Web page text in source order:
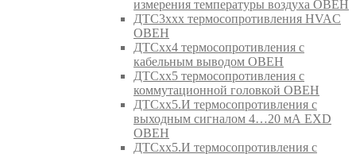
измерения температуры воздуха ОВЕН
ДТС3ххх термосопротивления HVAC
ОВЕН
ДТСхх4 термосопротивления с
кабельным выводом ОВЕН
ДТСхх5 термосопротивления с
коммутационной головкой ОВЕН
ДТСхх5.И термосопротивления с
выходным сигналом 4…20 мА EXD
ОВЕН
ДТСхх5.И термосопротивления с